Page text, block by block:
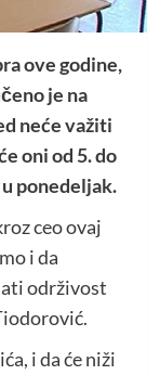
ove godine,
je na
neće važiti
oni od 5. do
ponedeljak.
ceo ovaj
i da
održivost
i da će niži